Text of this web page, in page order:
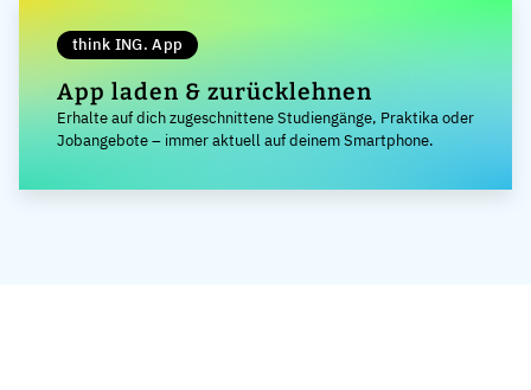
think ING. App
App laden & zurücklehnen
Erhalte auf dich zugeschnittene Studiengänge, Praktika oder
Jobangebote – immer aktuell auf deinem Smartphone.